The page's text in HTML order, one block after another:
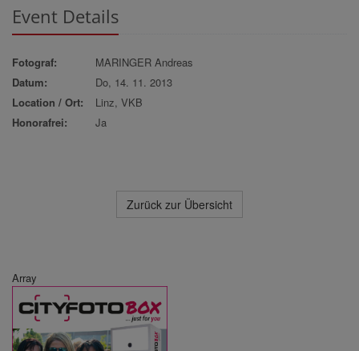
Event Details
Fotograf:
MARINGER Andreas
Datum:
Do, 14. 11. 2013
Location / Ort:
Linz, VKB
Honorafrei:
Ja
Zurück zur Übersicht
Array